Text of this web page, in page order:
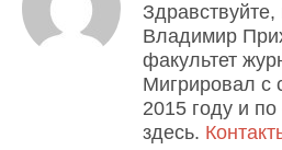
Здравствуйте,
Владимир
факультет
Мигрировал с
2015 году и
здесь.